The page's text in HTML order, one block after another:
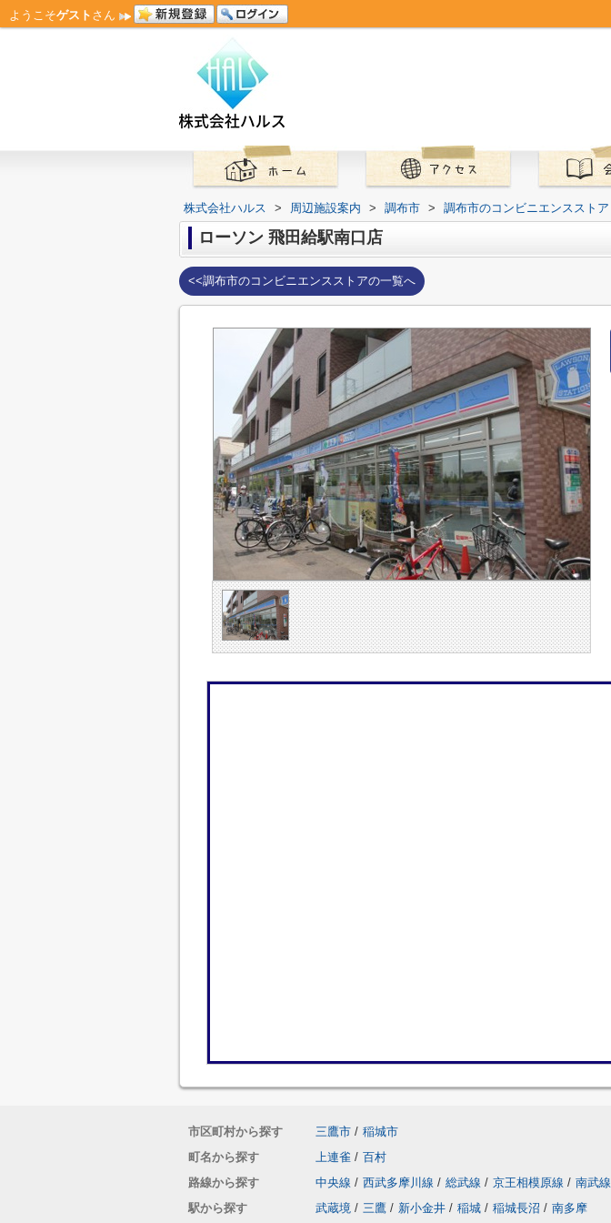
ようこそゲスト さん
株式会社ハルス > 周辺施設案内 > 調布市 > 調布市のコンビニエンスストア
ローソン 飛田給駅南口店
<<調布市のコンビニエンスストアの一覧へ
市区町村から探す 三鷹市 / 稲城市
町名から探す
上連雀 / 百村
路線から探す
中央線 / 西武多摩川線 / 総武線 / 京王相模原線 / 南武線
駅から探す
武蔵境 / 三鷹 / 新小金井 / 稲城 / 稲城長沼 / 南多摩